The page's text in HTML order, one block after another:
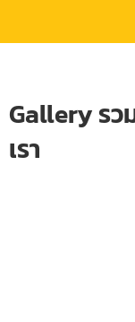
Gallery ร
เรา